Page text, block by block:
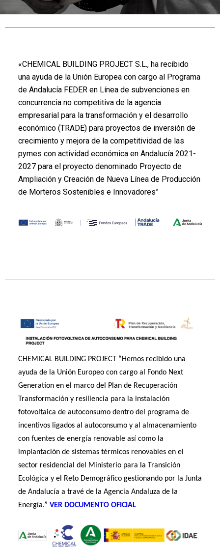
«CHEMICAL BUILDING PROJECT S.L., ha recibido
una ayuda de la Unión Europea con cargo al Programa
de Andalucía FEDER en Línea de subvenciones en
concurrencia no competitiva de la agencia
empresarial para la transformación y el desarrollo
económico (TRADE) para proyectos de inversión de
crecimiento y mejora de la competitividad de las
pymes con actividad económica en Andalucía 2021-
2027 para el proyecto denominado Proyecto de
Ampliación y Creación de Nueva Línea de Producción
de Morteros Sostenibles e Innovadores”
CHEMICAL BUILDING PROJECT “Hemos recibido una
ayuda de la Unión Europeo con cargo al Fondo Next
Generation en el marco del Plan de Recuperación
Transformación y resiliencia para la instalación
fotovoltaica de autoconsumo dentro del programa de
incentivos ligados al autoconsumo y al almacenamiento
con fuentes de energía renovable así como la
implantación de sistemas térmicos renovables en el
sector residencial del Ministerio para la Transición
Ecológica y el Reto Demográfico gestionando por la Junta
de Andalucía a travé de la Agencia Andaluza de la
Energía.” VER DOCUMENTO OFICIAL